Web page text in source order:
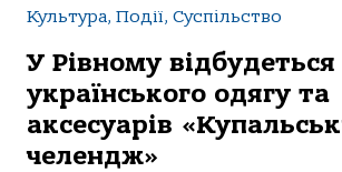
Культура, Події, Суспільство
У Рівному
українського одягу та
аксесуарів
челендж»